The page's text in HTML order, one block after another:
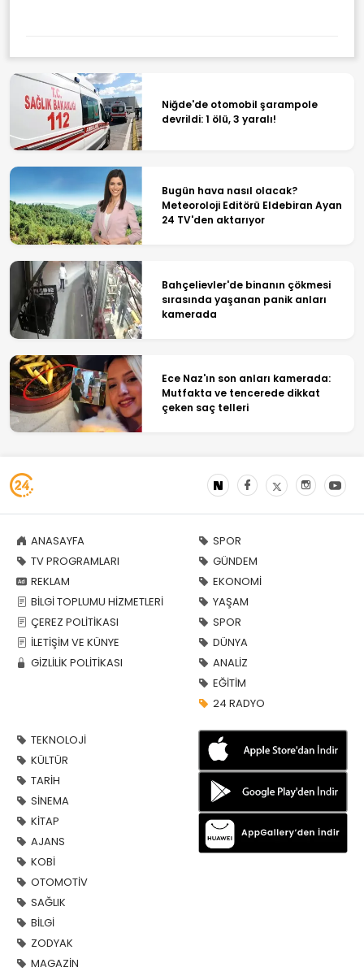
Niğde'de otomobil şarampole
devrildi: 1 ölü, 3 yaralı!
Bugün hava nasıl olacak?
Meteoroloji Editörü Eldebiran Ayan
24 TV'den aktarıyor
Bahçelievler'de binanın çökmesi
sırasında yaşanan panik anları
kamerada
Ece Naz'ın son anları kamerada:
Mutfakta ve tencerede dikkat
çeken saç telleri
ANASAYFA
TV PROGRAMLARI
REKLAM
BİLGİ TOPLUMU HİZMETLERİ
ÇEREZ POLİTİKASI
İLETİŞİM VE KÜNYE
GİZLİLİK POLİTİKASI
SPOR
GÜNDEM
EKONOMİ
YAŞAM
SPOR
DÜNYA
ANALİZ
EĞİTİM
24 RADYO
TEKNOLOJİ
KÜLTÜR
TARİH
SİNEMA
KİTAP
AJANS
KOBİ
OTOMOTİV
SAĞLIK
BİLGİ
ZODYAK
MAGAZİN